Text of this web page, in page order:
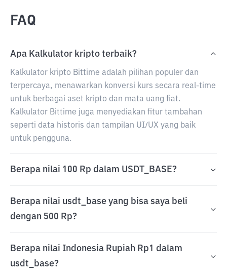
FAQ
Apa Kalkulator kripto terbaik?
Kalkulator kripto Bittime adalah pilihan populer dan
terpercaya, menawarkan konversi kurs secara real-time
untuk berbagai aset kripto dan mata uang fiat.
Kalkulator Bittime juga menyediakan fitur tambahan
seperti data historis dan tampilan UI/UX yang baik
untuk pengguna.
Berapa nilai 100 Rp dalam USDT_BASE?
Berapa nilai usdt_base yang bisa saya beli
dengan 500 Rp?
Berapa nilai Indonesia Rupiah Rp1 dalam
usdt_base?